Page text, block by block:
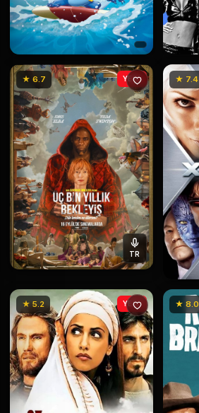
★ 6.7
TR
YENİ ★ 7.4
★ 5.2 YENİ ★ 8.0